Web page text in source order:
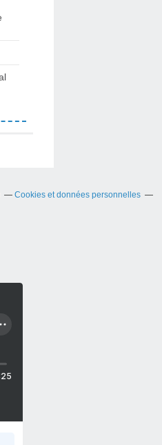
Cookies et données personnelles